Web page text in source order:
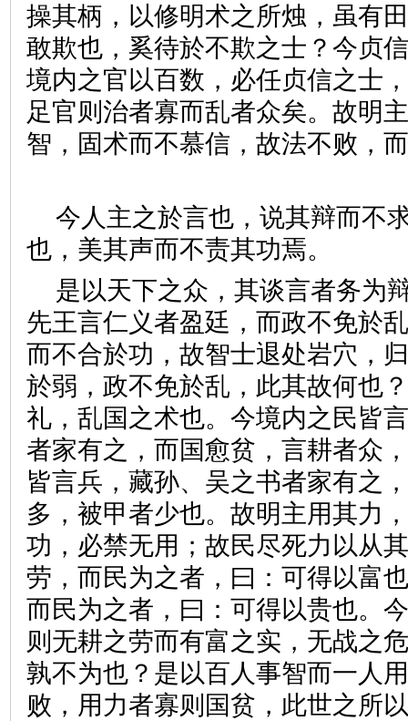
操其柄，以修明术之所烛，虽有
敢欺也，奚待於不欺之士？今贞
境内之官以百数，必任贞信之士
足官则治者寡而乱者众矣。故明
智，固术而不慕信，故法不败
今人主之於言也，说其辩而不
也，美其声而不责其功焉。
是以天下之众，其谈言者务为
先王言仁义者盈廷，而政不免於
而不合於功，故智士退处岩穴，
於弱，政不免於乱，此其故何也
礼，乱国之术也。今境内之民皆
者家有之，而国愈贫，言耕者众
皆言兵，藏孙、吴之书者家有之
多，被甲者少也。故明主用其力
功，必禁无用；故民尽死力以从
劳，而民为之者，曰：可得以富
而民为之者，曰：可得以贵也。
则无耕之劳而有富之实，无战之
孰不为也？是以百人事智而一人
败，用力者寡则国贫，此世之所